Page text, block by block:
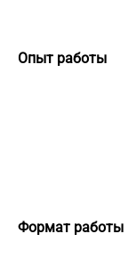
Опыт работы
Формат работы